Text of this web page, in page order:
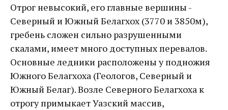
Отрог невысокий, его главные вершины -
Северный и Южный Белагхох (3770 и 3850м),
гребень сложен сильно разрушенными
скалами, имеет много доступных перевалов.
Основные ледники расположены у подножия
Южного Белагхоха (Геологов, Северный и
Южный Белаг). Возле Северного Белагхоха к
отрогу примыкает Уазский массив,